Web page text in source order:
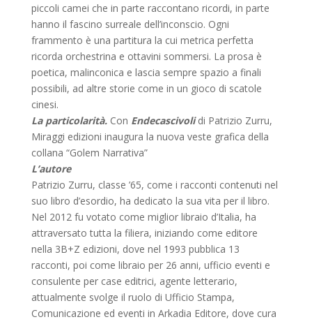
piccoli camei che in parte raccontano ricordi, in parte
hanno il fascino surreale dell’inconscio. Ogni
frammento è una partitura la cui metrica perfetta
ricorda orchestrina e ottavini sommersi. La prosa è
poetica, malinconica e lascia sempre spazio a finali
possibili, ad altre storie come in un gioco di scatole
cinesi.
La particolarità. Con Endecascivolidi Patrizio Zurru,
Miraggi edizioni inaugura la nuova veste grafica della
collana “Golem Narrativa”
L’autore
Patrizio Zurru, classe ’65, come i racconti contenuti nel
suo libro d’esordio, ha dedicato la sua vita per il libro.
Nel 2012 fu votato come miglior libraio d’Italia, ha
attraversato tutta la filiera, iniziando come editore
nella 3B+Z edizioni, dove nel 1993 pubblica 13
racconti, poi come libraio per 26 anni, ufficio eventi e
consulente per case editrici, agente letterario,
attualmente svolge il ruolo di Ufficio Stampa,
Comunicazione ed eventi in Arkadia Editore, dove cura